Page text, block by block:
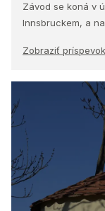
Závod se koná v
Innsbruckem, a
Zobraziť príspevok